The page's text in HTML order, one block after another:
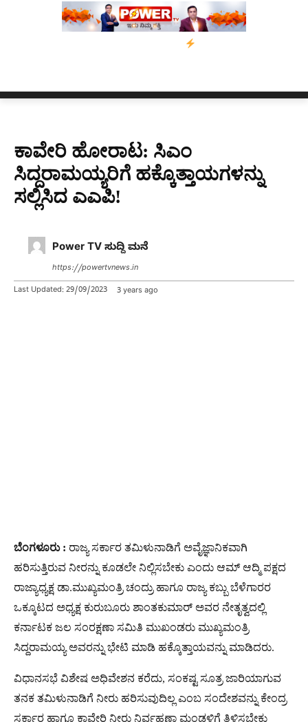
ಬೆಂಗಳೂರಿನಿಂದ ಅಸ್ಸಾಂ ಪ್ರವಾಹ
ಕಾವೇರಿ ಹೋರಾಟ: ಸಿಎಂ
ಸಿದ್ದರಾಮಯ್ಯರಿಗೆ ಹಕ್ಕೊತ್ತಾಯಗಳನ್ನು
ಸಲ್ಲಿಸಿದ ಎಎಪಿ!
Power TV ಸುದ್ದಿ ಮನೆ
https://powertvnews.in
Last Updated: 29/09/2023 3 years ago
ಬೆಂಗಳೂರು : ರಾಜ್ಯ ಸರ್ಕಾರ ತಮಿಳುನಾಡಿಗೆ ಅವೈಜ್ಞಾನಿಕವಾಗಿ
ಹರಿಸುತ್ತಿರುವ ನೀರನ್ನು ಕೂಡಲೇ ನಿಲ್ಲಿಸಬೇಕು ಎಂದು ಆಮ್‌ ಆದ್ಮಿ ಪಕ್ಷದ
ರಾಜ್ಯಾಧ್ಯಕ್ಷ ಡಾ.ಮುಖ್ಯಮಂತ್ರಿ ಚಂದ್ರು ಹಾಗೂ ರಾಜ್ಯ ಕಬ್ಬು ಬೆಳೆಗಾರರ
ಒಕ್ಕೂಟದ ಅಧ್ಯಕ್ಷ ಕುರುಬೂರು ಶಾಂತಕುಮಾರ್‌ ಅವರ ನೇತೃತ್ವದಲ್ಲಿ
ಕರ್ನಾಟಕ ಜಲ ಸಂರಕ್ಷಣಾ ಸಮಿತಿ ಮುಖಂಡರು ಮುಖ್ಯಮಂತ್ರಿ
ಸಿದ್ದರಾಮಯ್ಯ ಅವರನ್ನು ಭೇಟಿ ಮಾಡಿ ಹಕ್ಕೊತ್ತಾಯವನ್ನು ಮಾಡಿದರು.
ವಿಧಾನಸಭೆ ವಿಶೇಷ ಅಧಿವೇಶನ ಕರೆದು, ಸಂಕಷ್ಟ ಸೂತ್ರ ಜಾರಿಯಾಗುವ
ತನಕ ತಮಿಳುನಾಡಿಗೆ ನೀರು ಹರಿಸುವುದಿಲ್ಲ ಎಂಬ ಸಂದೇಶವನ್ನು ಕೇಂದ್ರ
ಸರ್ಕಾರ ಹಾಗೂ ಕಾವೇರಿ ನೀರು ನಿರ್ವಹಣಾ ಮಂಡಳಿಗೆ ತಿಳಿಸಬೇಕು